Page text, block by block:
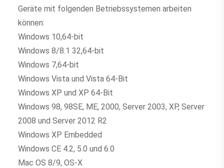
Geräte mit folgenden Betriebssystemen arbeiten
können:
Windows 10,64-bit
Windows 8/8.1 32,64-bit
Windows 7,64-bit
Windows Vista und Vista 64-Bit
Windows XP und XP 64-Bit
Windows 98, 98SE, ME, 2000, Server 2003, XP, Server
2008 und Server 2012 R2
Windows XP Embedded
Windows CE 4.2, 5.0 und 6.0
Mac OS 8/9, OS-X